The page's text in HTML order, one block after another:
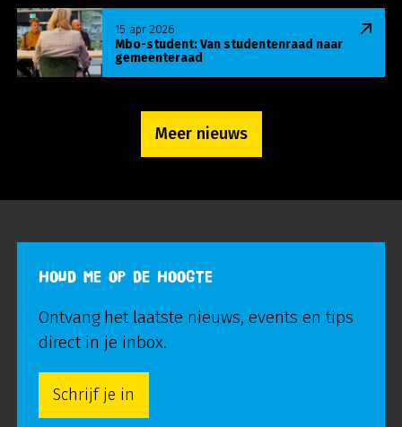
Mbo-student: Van studentenraad naar
gemeenteraad
15 apr 2026
Lees meer over Mbo-student: Van
Meer nieuws
HOUD ME OP DE HOOGTE
Ontvang het laatste nieuws, events en tips
direct in je inbox.
Schrijf je in